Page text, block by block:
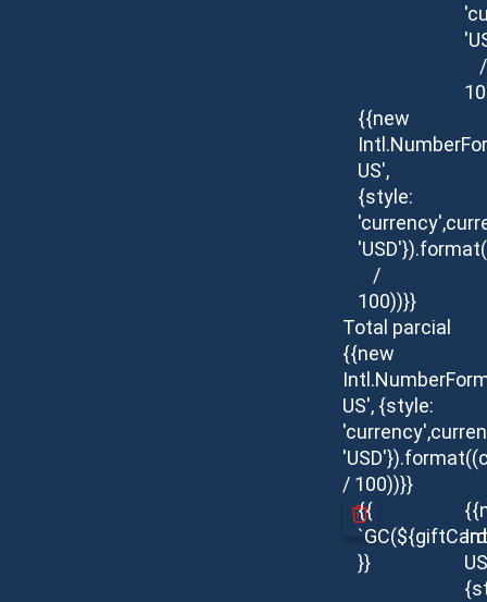
/
{{new
US',
{style:
/
100))}}
Total parcial
{{new
US', {style:
/ 100))}}
{{
}}